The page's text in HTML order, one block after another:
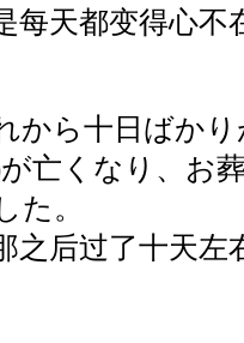
每天都变得心不
から十日ばかり
亡くなり、お
た。
后过了十天左